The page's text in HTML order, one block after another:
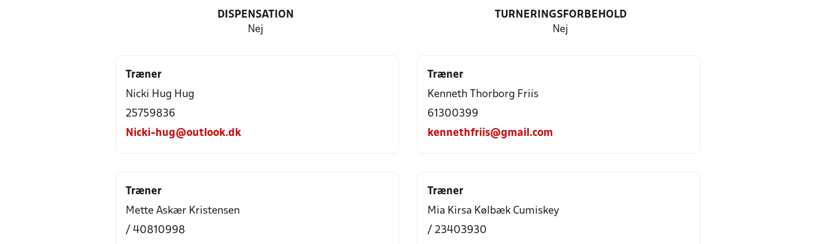
DISPENSATION
Nej
TURNERINGSFORBEHOLD
Nej
Træner
Nicki Hug Hug
25759836
Nicki-hug@outlook.dk
Træner
Kenneth Thorborg Friis
61300399
kennethfriis@gmail.com
Træner
Mette Askær Kristensen
/ 40810998
Træner
Mia Kirsa Kølbæk Cumiskey
/ 23403930